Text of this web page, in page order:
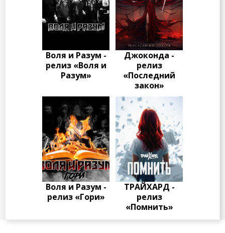
Воля и Разум -
релиз «Воля и
Разум»
Джоконда -
релиз
«Последний
закон»
Воля и Разум -
релиз «Гори»
ТРАЙХАРД -
релиз
«Помнить»